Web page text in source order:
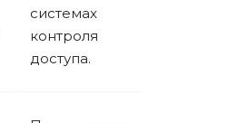
системах
контроля
доступа.